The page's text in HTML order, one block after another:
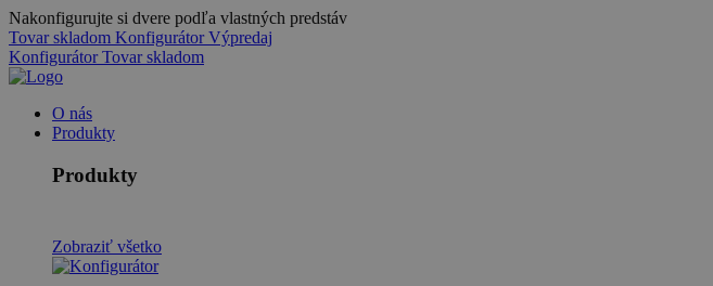
Nakonfigurujte si dvere podľa vlastných predstáv
Tovar skladom KonfigurátorVýpredaj
KonfigurátorTovar skladom
O nás
Produkty
Produkty
Zobraziť všetko